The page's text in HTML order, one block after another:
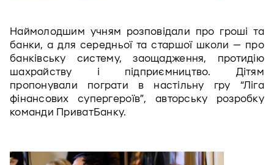
Наймолодшим учням розповідали про гроші та
банки, а для середньої та старшої школи — про
банківську систему, заощадження, протидію
шахрайству і підприємництво. Дітям
пропонували пограти в настільну гру “Ліга
фінансових супергероїв”, авторську розробку
команди ПриватБанку.